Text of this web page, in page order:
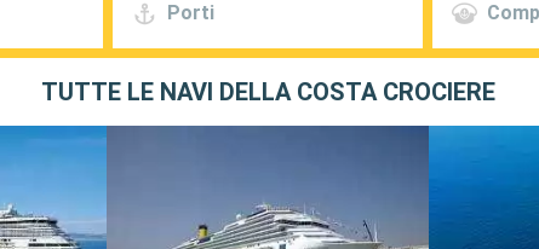
Porti
TUTTE LE NAVI DELLA COSTA CROCIERE